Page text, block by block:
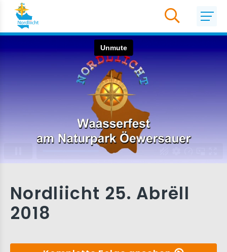
Nordliicht 25. Abrëll
2018